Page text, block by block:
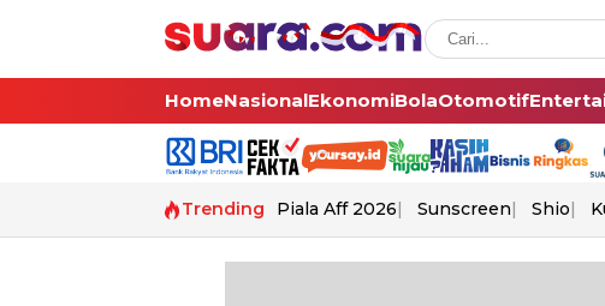
HomeNasionalEkonomiBolaOtomotif
Trending Piala Aff 2026 Sunscreen Shio